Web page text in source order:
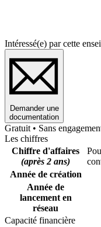
Intéressé(e) par cette
Demander une
documentation
Gratuit • Sans
Les chiffres
Chiffre d'affaires
(après 2 ans)
Année de création
Année de
lancement en
réseau
Capacité financière